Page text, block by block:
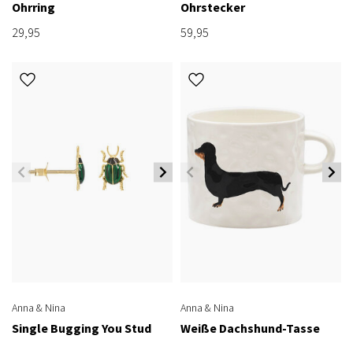
Ohrring
29,95
Ohrstecker
59,95
Anna & Nina
Single Bugging You Stud
Anna & Nina
Weiße Dachshund-Tasse